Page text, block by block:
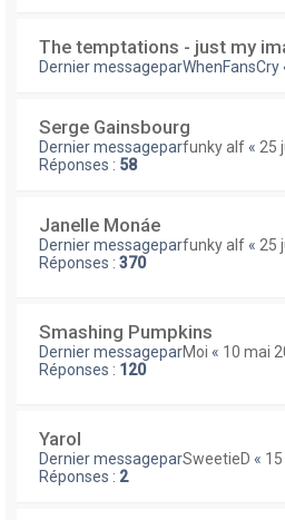
The temptations - just my
Dernier messageparWhenFansCry
Serge Gainsbourg
Dernier messageparfunky alf « 25
Réponses : 58
Janelle Monáe
Dernier messageparfunky alf « 25
Réponses : 370
Smashing Pumpkins
Dernier messageparMoi « 10 mai
Réponses : 120
Yarol
Dernier messageparSweetieD «
Réponses : 2